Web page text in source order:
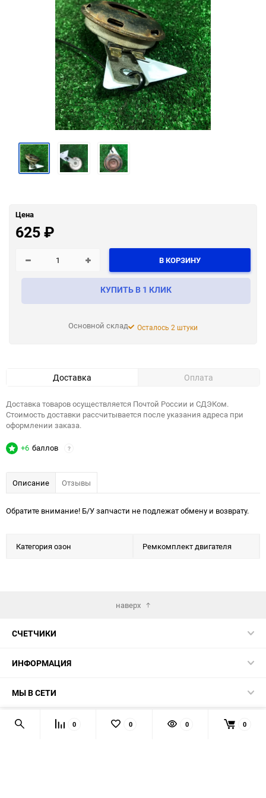
Цена
625₽
В КОРЗИНУ
КУПИТЬ В 1 КЛИК
Основной склад Осталось 2 штуки
Доставка Оплата
Доставка товаров осуществляется Почтой России и СДЭКом.
Стоимость доставки рассчитывается после указания адреса при
оформлении заказа.
+6 баллов ?
Описание Отзывы
Обратите внимание! Б/У запчасти не подлежат обмену и возврату.
Категория озон Ремкомплект двигателя
наверх
СЧЕТЧИКИ
ИНФОРМАЦИЯ
МЫ В СЕТИ
КОНТАКТЫ 0 0 0 0